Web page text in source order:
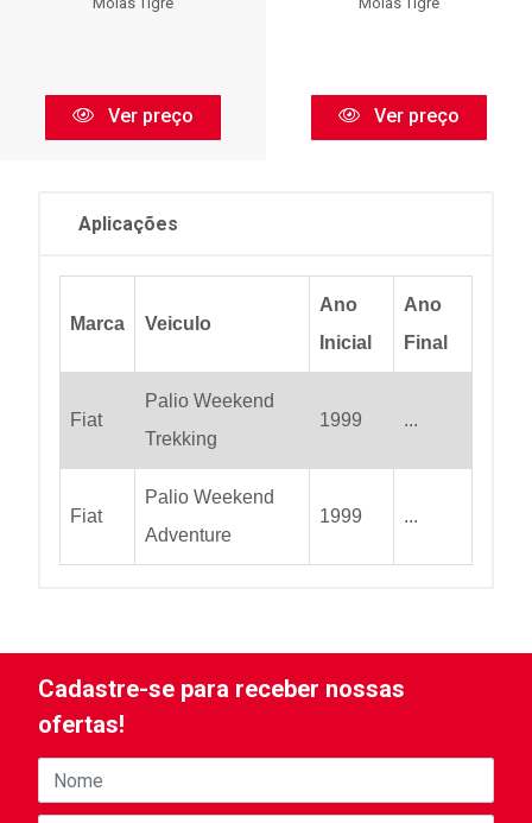
Ver preço Ver preço
Aplicações
Marca Veiculo
Ano
Inicial
Ano
Final
Fiat
Palio Weekend
Trekking
1999 ...
Fiat
Palio Weekend
Adventure
1999 ...
Cadastre-se para receber nossas
ofertas!